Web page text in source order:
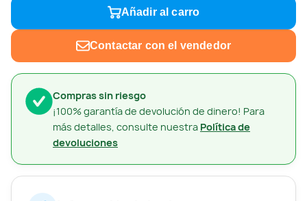
Compras sin riesgo
¡100% garantía de devolución de dinero! Para
más detalles, consulte nuestra Política de
devoluciones
Añadir al carro
Contactar con el vendedor